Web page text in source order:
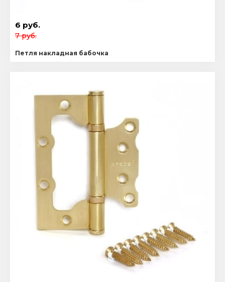
6 руб.
7 руб.
Петля накладная бабочка